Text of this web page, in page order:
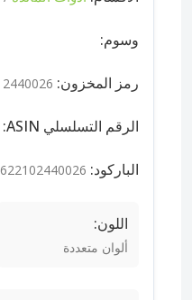
وسوم:
رمز المخزون: 2440026
الرقم التسلسلي ASIN:
الباركود: 622102440026
اللون:
ألوان متعددة